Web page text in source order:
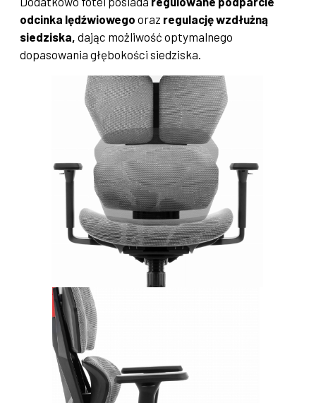
odcinka lędźwiowego oraz regulację wzdłużną
siedziska, dając możliwość optymalnego
dopasowania głębokości siedziska.